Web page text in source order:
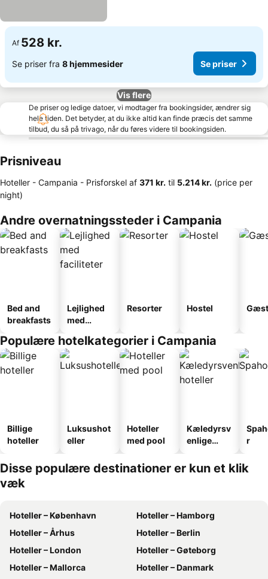
Af 528 kr.
Se priser fra 8 hjemmesider Se priser
Vis flere
De priser og ledige datoer, vi modtager fra bookingsider, ændrer sig
hele tiden. Det betyder, at du ikke altid kan finde præcis det samme
tilbud, du så på trivago, når du føres videre til bookingsiden.
Prisniveau
Hoteller - Campania - Prisforskel af ‎371 kr. til ‎5.214 kr. (price per
night)
Andre overnatningssteder i Campania
Bed and
breakfasts
Lejlighed
med
Resorter Hostel
Populære hotelkategorier i Campania
Billige
hoteller
Luksushot
eller
Hoteller
med pool
Kæledyrsv
enlige
r
Disse populære destinationer er kun et klik
væk
Hoteller – København
Hoteller – Hamborg
Hoteller – Århus
Hoteller – Berlin
Hoteller – London
Hoteller – Gøteborg
Hoteller – Mallorca
Hoteller – Danmark